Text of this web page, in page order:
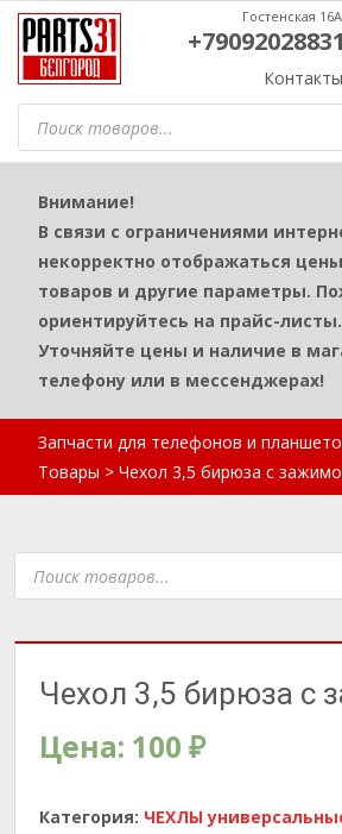
Поиск
товаров
Контакты
Гостенская
+79092028831
Внимание!
В связи с ограничениями
некорректно отображаться
товаров и другие параметры.
ориентируйтесь на прайс-листы.
Уточняйте цены и наличие в
телефону или в мессенджерах!
Запчасти для телефонов и
Товары > Чехол 3,5 бирюза с
Поиск
товаров
Чехол 3,5 бирюза с
Цена: 100 ₽
Категория: ЧЕХЛЫ